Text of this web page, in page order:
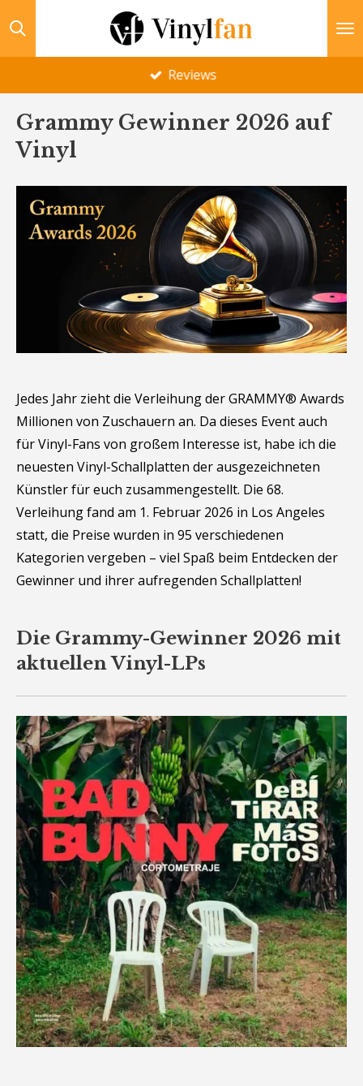
Zum
Hauptinhalt
Grammy Gewinner 2026 auf
Vinyl
Jedes Jahr zieht die Verleihung der GRAMMY® Awards
Millionen von Zuschauern an. Da dieses Event auch
für Vinyl-Fans von großem Interesse ist, habe ich die
neuesten Vinyl-Schallplatten der ausgezeichneten
Künstler für euch zusammengestellt. Die 68.
Verleihung fand am 1. Februar 2026 in Los Angeles
statt, die Preise wurden in 95 verschiedenen
Kategorien vergeben – viel Spaß beim Entdecken der
Gewinner und ihrer aufregenden Schallplatten!
Die Grammy-Gewinner 2026 mit
aktuellen Vinyl-LPs